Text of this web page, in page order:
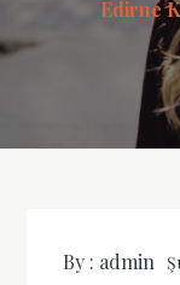
Edirne
By : admin